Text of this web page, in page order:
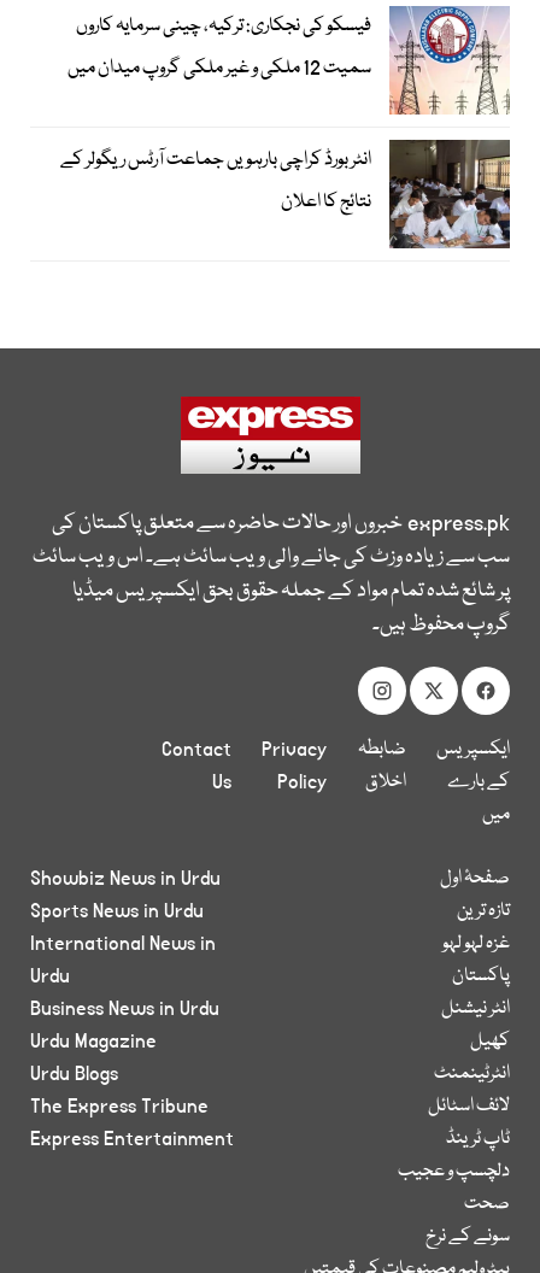
فیسکو کی نجکاری: ترکیہ، چینی سرمایہ کاروں
سمیت 12 ملکی و غیر ملکی گروپ میدان میں
انٹر بورڈ کراچی بارہویں جماعت آرٹس ریگولر کے
نتائج کا اعلان
express.pkخبروں اور حالات حاضرہ سے متعلق پاکستان کی
سب سے زیادہ وزٹ کی جانے والی ویب سائٹ ہے۔ اس ویب سائٹ
پر شائع شدہ تمام مواد کے جملہ حقوق بحق ایکسپریس میڈیا
گروپ محفوظ ہیں۔
ایکسپریس
کے بارے
میں
ضابطہ
اخلاق
Privacy
Policy
Contact
Us
صفحۂ اول
تازہ ترین
غزہ لہو لہو
پاکستان
انٹر نیشنل
کھیل
انٹرٹینمنٹ
لائف اسٹائل
ٹاپ ٹرینڈ
دلچسپ و عجیب
صحت
سونے کے نرخ
Showbiz News in Urdu
Sports News in Urdu
International News in
Urdu
Business News in Urdu
Urdu Magazine
Urdu Blogs
The Express Tribune
Express Entertainment